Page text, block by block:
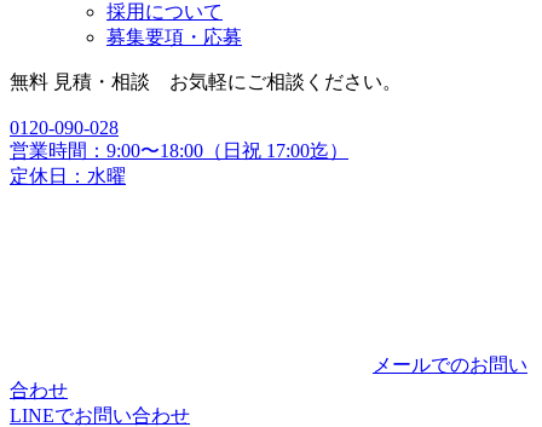
採用について
募集要項・応募
無料 見積・相談 お気軽にご相談ください。
0120-090-028
営業時間：9:00〜18:00（日祝 17:00迄）
定休日：水曜
メールでのお問い
合わせ
LINEでお問い合わせ